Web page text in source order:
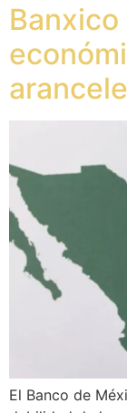
El Banco de